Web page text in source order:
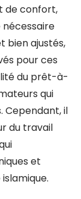
de confort,
nécessaire
bien ajustés,
pour ces
du prêt-à-
qui
Cependant, il
du travail
et